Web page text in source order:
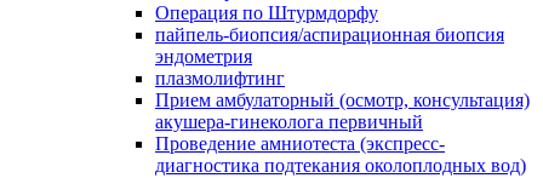
Операция по Штурмдорфу
пайпель-биопсия/аспирационная биопсия
эндометрия
плазмолифтинг
Прием амбулаторный (осмотр, консультация)
акушера-гинеколога первичный
Проведение амниотеста (экспресс-
диагностика подтекания околоплодных вод)